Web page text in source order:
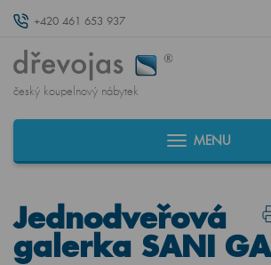
+420 461 653 937
český koupelnový nábytek
MENU
Jednodveřová
galerka SANI